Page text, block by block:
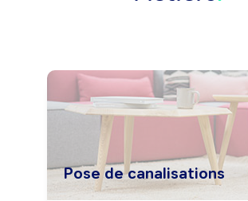
Pose de canalisations